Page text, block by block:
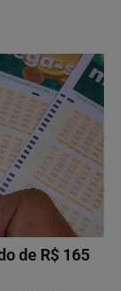
de R$ 165